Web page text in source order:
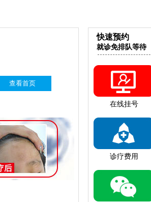
快速预约
就诊免排队等待
在线挂号
诊疗费用